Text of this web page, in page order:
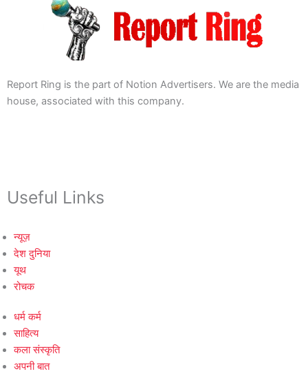
Report Ring is the part of Notion Advertisers. We are the media
house, associated with this company.
Useful Links
न्यूज़
देश दुनिया
यूथ
रोचक
धर्म कर्म
साहित्य
कला संस्कृति
अपनी बात